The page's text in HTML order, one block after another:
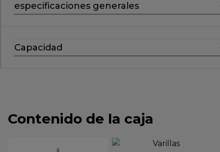
especificaciones generales
Capacidad
Contenido de la caja